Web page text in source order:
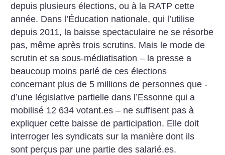
depuis plusieurs élections, ou à la RATP cette
année. Dans l’Éducation nationale, qui l’utilise
depuis 2011, la baisse spectaculaire ne se résorbe
pas, même après trois scrutins. Mais le mode de
scrutin et sa sous-médiatisation – la presse a
beaucoup moins parlé de ces élections
concernant plus de 5 millions de personnes que ­
d’une législative partielle dans l’Essonne qui a
mobilisé 12 634 votant.es – ne suffisent pas à
expliquer cette baisse de participation. Elle doit
interroger les syndicats sur la manière dont ils
sont perçus par une partie des salarié.es.